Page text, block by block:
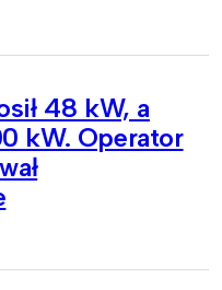
48 kW, a
kW. Operator